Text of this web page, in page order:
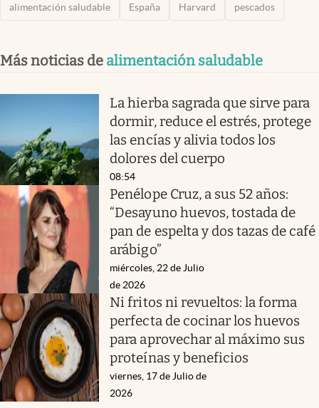
alimentación saludable España Harvard pescados
Más noticias de alimentación saludable
La hierba sagrada que sirve para
dormir, reduce el estrés, protege
las encías y alivia todos los
dolores del cuerpo
08:54
Penélope Cruz, a sus 52 años:
“Desayuno huevos, tostada de
pan de espelta y dos tazas de café
arábigo”
miércoles, 22 de Julio
de 2026
Ni fritos ni revueltos: la forma
perfecta de cocinar los huevos
para aprovechar al máximo sus
proteínas y beneficios
viernes, 17 de Julio de
2026